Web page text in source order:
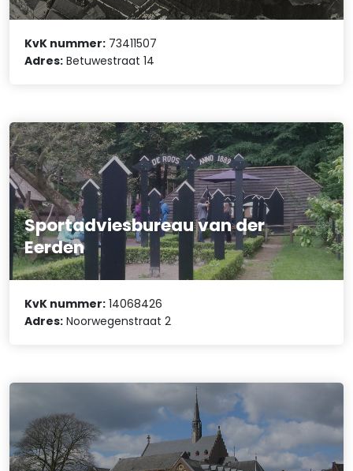
KvK nummer: 73411507
Adres: Betuwestraat 14
Sportadviesbureau van der
Eerden
KvK nummer: 14068426
Adres: Noorwegenstraat 2